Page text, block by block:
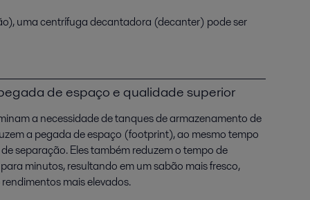
uma centrífuga decantadora (decanter) pode ser
de espaço e qualidade superior
a necessidade de tanques de armazenamento de
a pegada de espaço (footprint), ao mesmo tempo
separação. Eles também reduzem o tempo de
minutos, resultando em um sabão mais fresco,
mais elevados.